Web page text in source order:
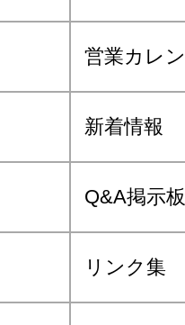
営業カレ
新着情報
Q&A掲示板
リンク集